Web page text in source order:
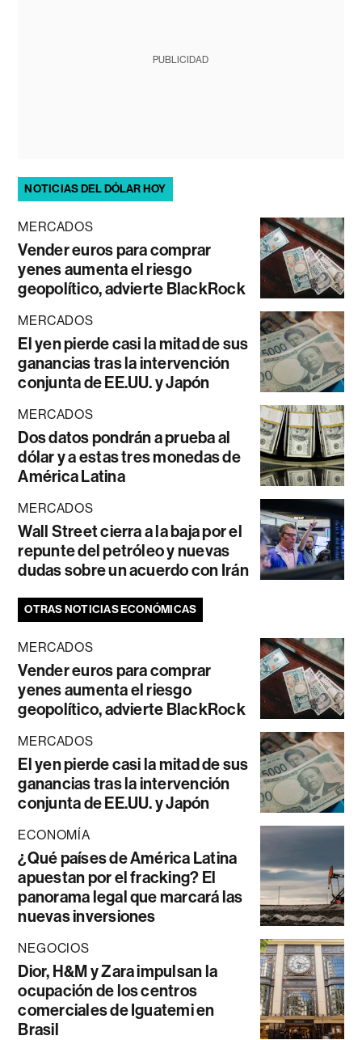
PUBLICIDAD
NOTICIAS DEL DÓLAR HOY
MERCADOS
Vender euros para comprar
yenes aumenta el riesgo
geopolítico, advierte BlackRock
MERCADOS
El yen pierde casi la mitad de sus
ganancias tras la intervención
conjunta de EE.UU. y Japón
MERCADOS
Dos datos pondrán a prueba al
dólar y a estas tres monedas de
América Latina
MERCADOS
Wall Street cierra a la baja por el
repunte del petróleo y nuevas
dudas sobre un acuerdo con Irán
OTRAS NOTICIAS ECONÓMICAS
MERCADOS
Vender euros para comprar
yenes aumenta el riesgo
geopolítico, advierte BlackRock
MERCADOS
El yen pierde casi la mitad de sus
ganancias tras la intervención
conjunta de EE.UU. y Japón
ECONOMÍA
¿Qué países de América Latina
apuestan por el fracking? El
panorama legal que marcará las
nuevas inversiones
NEGOCIOS
Dior, H&M y Zara impulsan la
ocupación de los centros
comerciales de Iguatemi en
Brasil